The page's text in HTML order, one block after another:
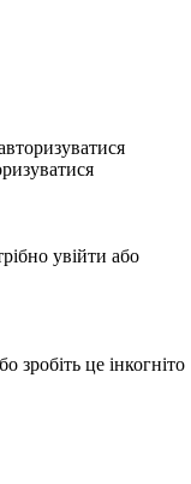
увійти або
зробіть це інкогніто